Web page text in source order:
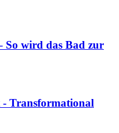
So wird das Bad zur
- Transformational